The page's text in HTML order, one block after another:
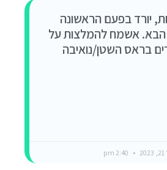
יורד בפעם הראשונה
הבא. אשמח להמלצות על
בראס השטן/נואיבה